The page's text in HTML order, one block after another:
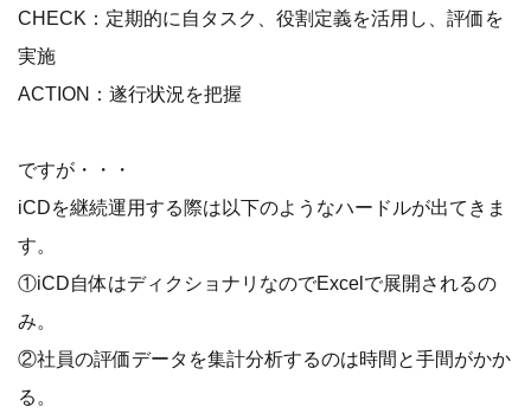
CHECK：定期的に自タスク、役割定義を活用し、評価を
実施
ACTION：遂行状況を把握
ですが・・・
iCDを継続運用する際は以下のようなハードルが出てきま
す。
①iCD自体はディクショナリなのでExcelで展開されるの
み。
②社員の評価データを集計分析するのは時間と手間がかか
る。